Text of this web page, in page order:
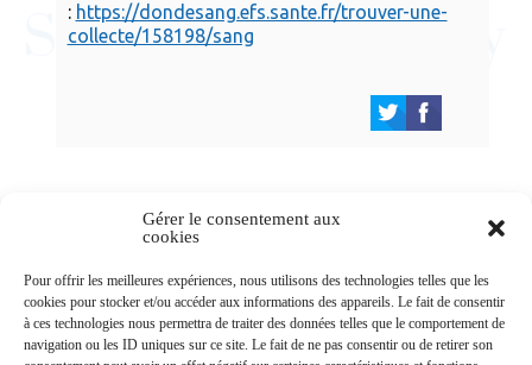
Gérer le consentement aux
cookies
Pour offrir les meilleures expériences, nous utilisons des technologies telles que les
cookies pour stocker et/ou accéder aux informations des appareils. Le fait de consentir
à ces technologies nous permettra de traiter des données telles que le comportement de
navigation ou les ID uniques sur ce site. Le fait de ne pas consentir ou de retirer son
: https://dondesang.efs.sante.fr/trouver-une-
collecte/158198/sang
Newsletters